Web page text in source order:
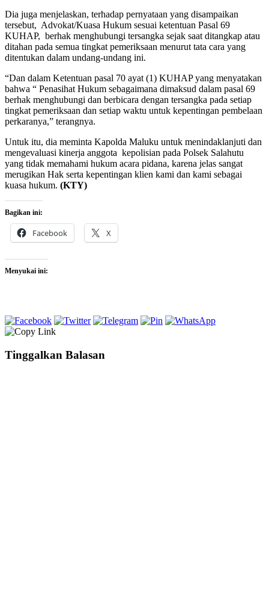
Dia juga menjelaskan, terhadap pernyataan yang disampaikan
tersebut, Advokat/Kuasa Hukum sesuai ketentuan Pasal 69
KUHAP, berhak menghubungi tersangka sejak saat ditangkap atau
ditahan pada semua tingkat pemeriksaan menurut tata cara yang
ditentukan dalam undang-undang ini.
“Dan dalam Ketentuan pasal 70 ayat (1) KUHAP yang menyatakan
bahwa “ Penasihat Hukum sebagaimana dimaksud dalam pasal 69
berhak menghubungi dan berbicara dengan tersangka pada setiap
tingkat pemeriksaan dan setiap waktu untuk kepentingan pembelaan
perkaranya,” terangnya.
Untuk itu, dia meminta Kapolda Maluku untuk menindaklanjuti dan
mengevaluasi kinerja anggota kepolisian pada Polsek Salahutu
yang tidak memahami hukum acara pidana, karena jelas sangat
merugikan Hak serta kepentingan klien kami dan kami sebagai
kuasa hukum. (KTY)
Bagikan ini:
Facebook X
Menyukai ini:
Tinggalkan Balasan